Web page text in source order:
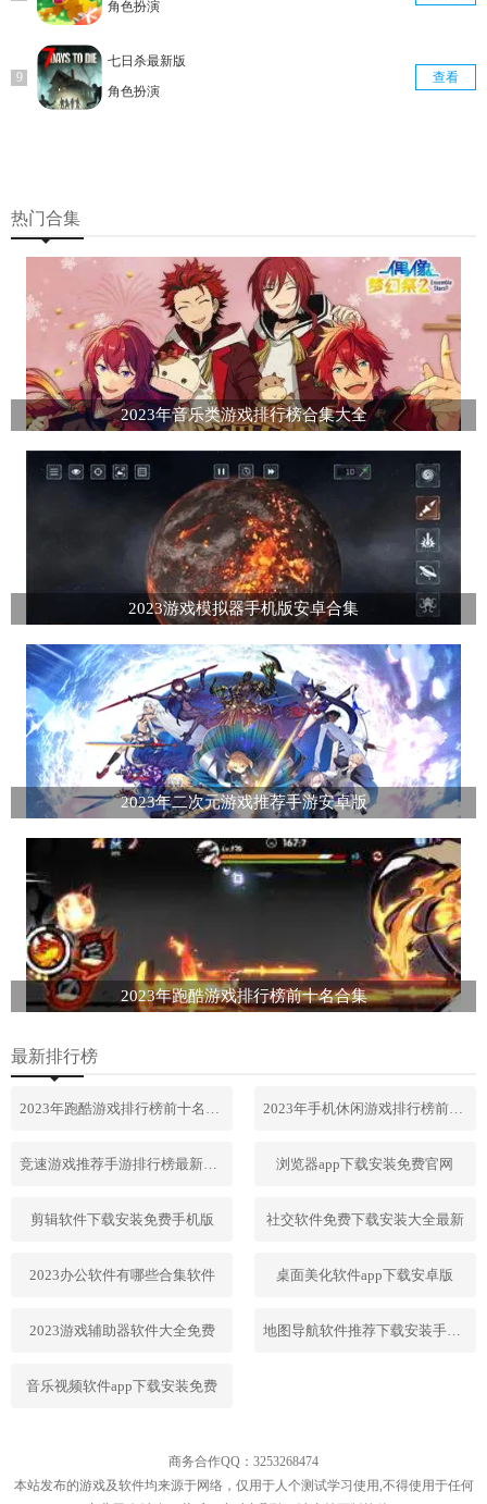
角色扮演
七日杀最新版
角色扮演
查看
热门合集
2023年音乐类游戏排行榜合集大全
2023游戏模拟器手机版安卓合集
2023年二次元游戏推荐手游安卓版
2023年跑酷游戏排行榜前十名合集
最新排行榜
2023年跑酷游戏排行榜前十名合集 2023年手机休闲游戏排行榜前十名
竞速游戏推荐手游排行榜最新2023 浏览器app下载安装免费官网
剪辑软件下载安装免费手机版 社交软件免费下载安装大全最新
2023办公软件有哪些合集软件 桌面美化软件app下载安卓版
2023游戏辅助器软件大全免费 地图导航软件推荐下载安装手机版
音乐视频软件app下载安装免费
商务合作QQ：3253268474
本站发布的游戏及软件均来源于网络，仅用于人个测试学习使用,不得使用于任何